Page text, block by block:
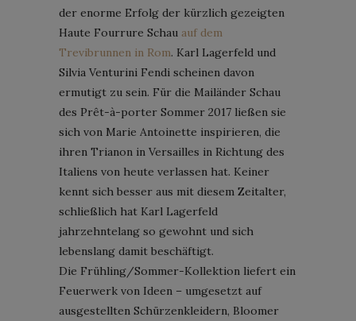
der enorme Erfolg der kürzlich gezeigten
Haute Fourrure Schau auf dem
Trevibrunnen in Rom. Karl Lagerfeld und
Silvia Venturini Fendi scheinen davon
ermutigt zu sein. Für die Mailänder Schau
des Prêt-à-porter Sommer 2017 ließen sie
sich von Marie Antoinette inspirieren, die
ihren Trianon in Versailles in Richtung des
Italiens von heute verlassen hat. Keiner
kennt sich besser aus mit diesem Zeitalter,
schließlich hat Karl Lagerfeld
jahrzehntelang so gewohnt und sich
lebenslang damit beschäftigt.
Die Frühling/Sommer-Kollektion liefert ein
Feuerwerk von Ideen – umgesetzt auf
ausgestellten Schürzenkleidern, Bloomer